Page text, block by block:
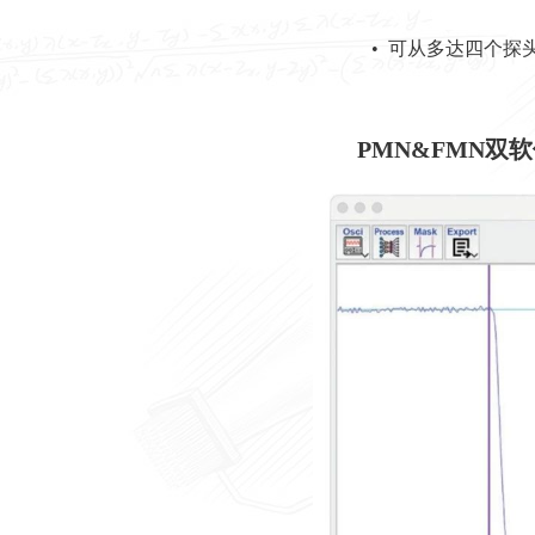
• 可从多达四个探
PMN&FMN双